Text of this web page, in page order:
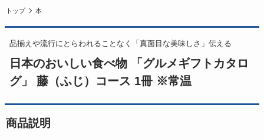
トップ 本
品揃えや流行にとらわれることなく「真面目な美味しさ」伝える
日本のおいしい食べ物 「グルメギフトカタロ
グ」 藤（ふじ）コース 1冊 ※常温
商品説明